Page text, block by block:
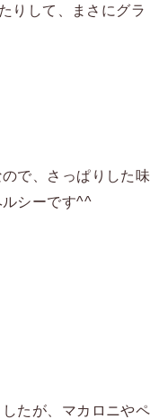
りして、まさにグラ
で、さっぱりした味
シーです^^
たが、マカロニやペ